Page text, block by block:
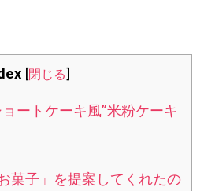
[閉じる]
ートケーキ風”米粉ケーキ
菓子」を提案してくれたの